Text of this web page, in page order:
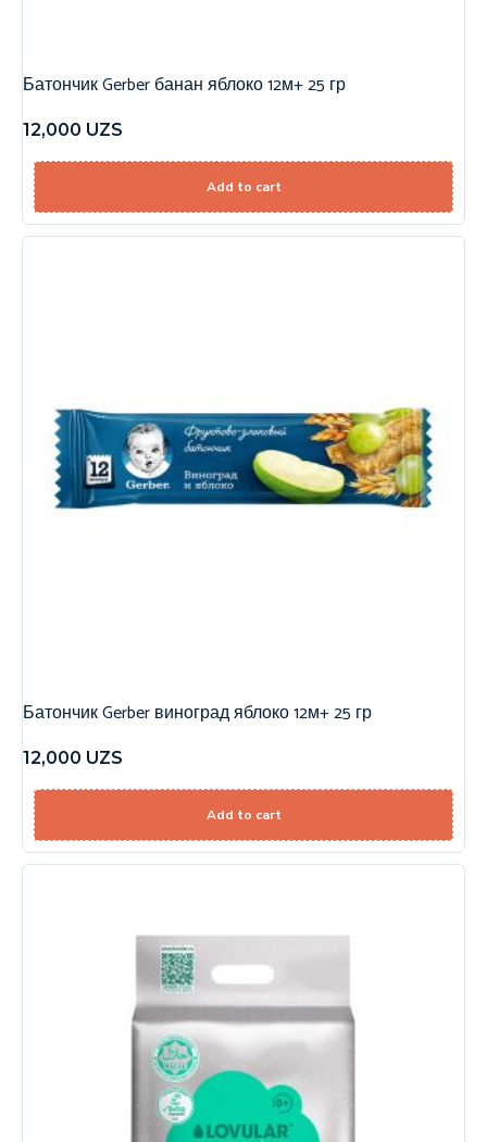
Батончик Gerber банан яблоко 12м+ 25 гр
12,000 UZS
Add to cart
Батончик Gerber виноград яблоко 12м+ 25 гр
12,000 UZS
Add to cart